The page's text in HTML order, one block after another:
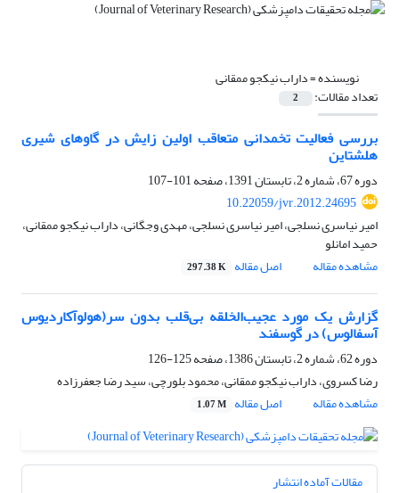
نویسنده =داراب نیکجو ممقانی
تعداد مقالات: 2
بررسی فعالیت تخمدانی متعاقب اولین زایش در گاوهای شیری
هلشتاین
دوره 67، شماره 2، تابستان 1391، صفحه
101-107
10.22059/jvr.2012.24695
امیر نیاسری نسلجی، امیر نیاسری نسلجی، مهدی وجگانی، داراب نیکجو ممقانی،
حمید امانلو
مشاهده مقاله
اصل مقاله 297.38 K
گزارش یک مورد عجیب‌الخلقه بی‌قلب بدون سر(هولوآکاردیوس
آسفالوس) در گوسفند
دوره 62، شماره 2، تابستان 1386، صفحه
125-126
رضا کسروی، داراب نیکجو ممقانی، محمود بلورچی، سید رضا جعفرزاده
مشاهده مقاله
اصل مقاله 1.07 M
مقالات آماده انتشار